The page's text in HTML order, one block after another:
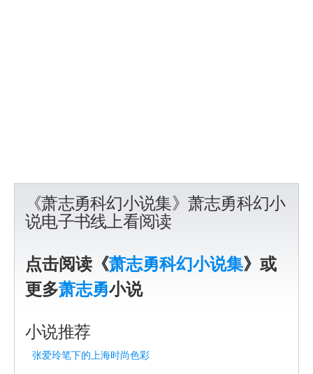
《萧志勇科幻小说集》萧志勇科幻小
说电子书线上看阅读
点击阅读《萧志勇科幻小说集》或
更多萧志勇小说
小说推荐
张爱玲笔下的上海时尚色彩